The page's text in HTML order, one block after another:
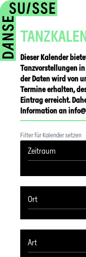
Dieser Kalender
Tanzvorstellungen
der Daten wird von
Termine erhalten,
Eintrag erreicht.
Information an
Filter für Kalender setzen
Zeitraum
Ort
Art